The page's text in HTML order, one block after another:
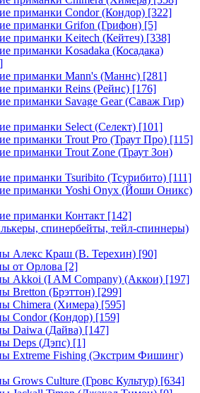
приманки Condor (Кондор) [322]
приманки Grifon (Грифон) [5]
приманки Keitech (Кейтеч) [338]
приманки Kosadaka (Косадака)
приманки Mann's (Маннс) [281]
приманки Reins (Рейнс) [176]
приманки Savage Gear (Саваж Гир)
приманки Select (Селект) [101]
приманки Trout Pro (Траут Про) [115]
приманки Trout Zone (Траут Зон)
приманки Tsuribito (Тсурибито) [111]
приманки Yoshi Onyx (Йоши Оникс)
приманки Контакт [142]
спинербейты, тейл-спиннеры)
Алекс Краш (В. Терехин) [90]
от Орлова [2]
Akkoi (I AM Company) (Аккои) [197]
Bretton (Брэттон) [299]
Chimera (Химера) [595]
Condor (Кондор) [159]
Daiwa (Дайва) [147]
Deps (Дэпс) [1]
Extreme Fishing (Экстрим Фишинг)
Grows Culture (Гровс Культур) [634]